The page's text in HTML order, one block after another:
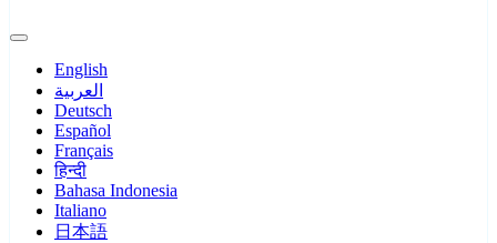
English
العربية
Deutsch
Español
Français
हिन्दी
Bahasa Indonesia
Italiano
日本語